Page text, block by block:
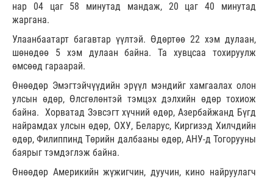
нар 04 цаг 58 минутад мандаж, 20 цаг 40 минутад
жаргана.
Улаанбаатарт багавтар үүлтэй. Өдөртөө 22 хэм дулаан,
шөнөдөө 5 хэм дулаан байна. Та хувцсаа тохируулж
өмсөөд гараарай.
Өнөөдөр Эмэгтэйчүүдийн эрүүл мэндийг хамгаалах олон
улсын өдөр, Өлсгөлөнтэй тэмцэх дэлхийн өдөр тохиож
байна. Хорватад Зэвсэгт хүчний өдөр, Азербайжанд Бүгд
найрамдах улсын өдөр, ОХУ, Беларус, Киргизэд Хилчдийн
өдөр, Филиппинд Төрийн далбааны өдөр, АНУ-д Тогорууны
баярыг тэмдэглэж байна.
Өнөөдөр Америкийн жүжигчин, дуучин, кино найруулагч